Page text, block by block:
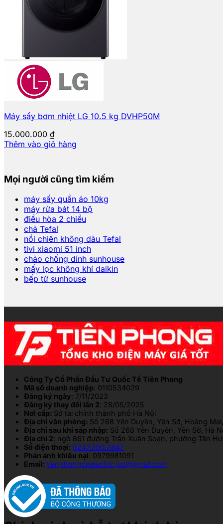
Máy sấy bơm nhiệt LG 10.5 kg DVHP50M
15.000.000 ₫
Thêm vào giỏ hàng
Mọi người cũng tìm kiếm
máy sấy quần áo 10kg
máy rửa bát 14 bộ
điều hòa 2 chiều
chả Tefal
nồi chiên không dàu Tefal
tivi xiaomi 51 inch
chảo chống dính sunhouse
mấy lọc không khí daikin
bếp từ sunhouse
Công Ty Cổ Phần Đầu Tư Quốc Tế Tiên Phong
Mã số doanh nghiệp: 0110534029
Đăng ký ngày: 7/11/2023
Đăng ký thay đổi lần 2: 28/05/2025
Nơi cấp: Sở tài chính thành phố Hà Nội
Địa chỉ văn phòng: Số 268 Yên Duyên, Yên Sở, Hoàng
Địa chỉ sau khi sáp nhập: Số 268 Yên Duyên, Yên Sở, Hà
Địa chỉ 2: ngõ 861 đường Trần Xuân Soạn, phường Tân
Số điện thoại: 0247.300.3847
Phản ánh khiếu nại: 0979981091
Email: tienphongcpelectric.jsc@gmail.com